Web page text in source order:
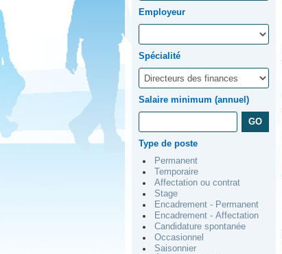
Employeur
Spécialité
Salaire minimum (annuel)
Type de poste
Permanent
Temporaire
Affectation ou contrat
Stage
Encadrement - Permanent
Encadrement - Affectation
Candidature spontanée
Occasionnel
Saisonnier